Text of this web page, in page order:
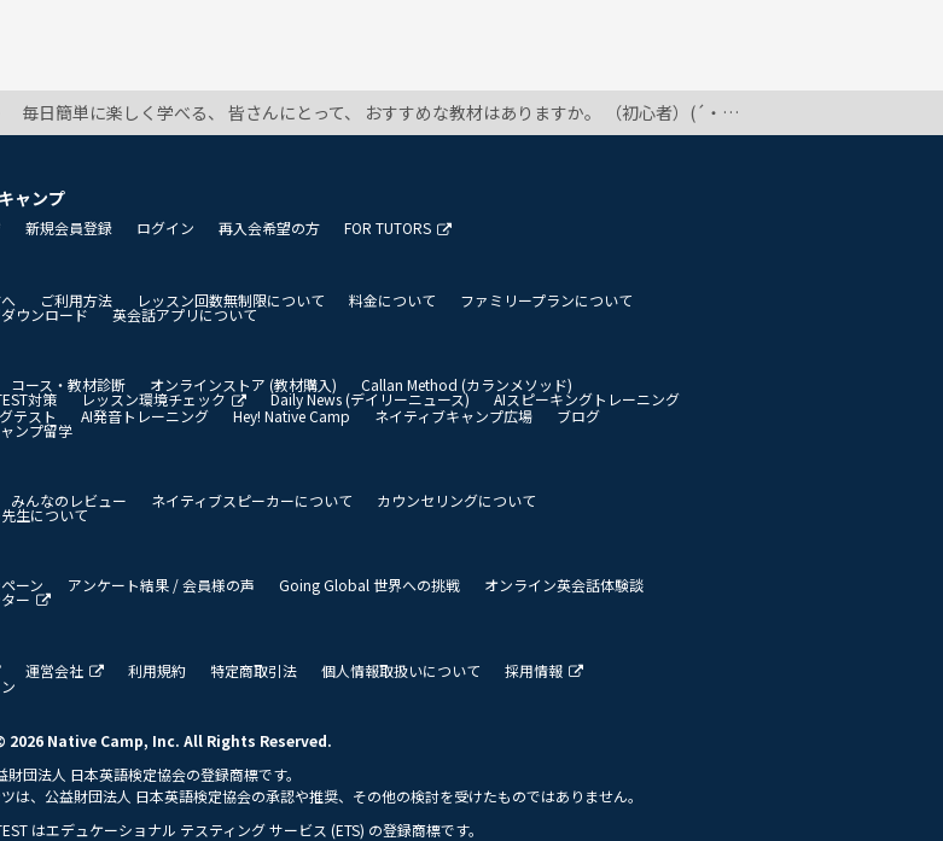
毎日簡単に楽しく学べる、 皆さんにとって、 おすすめな教材はありますか。 （初心者）(´・＿・`)
ャンプ
新規会員登録 ログイン 再入会希望の方 FOR TUTORS
ご利用方法 レッスン回数無制限について 料金について ファミリープランについて
ウンロード 英会話アプリについて
コース・教材診断 オンラインストア (教材購入) Callan Method (カランメソッド)
対策 レッスン環境チェック Daily News (デイリーニュース)
AIスピーキングトレーニング
テスト
AI発音トレーニング Hey! Native Camp ネイティブキャンプ広場 ブログ
ンプ留学
みんなのレビュー ネイティブスピーカーについて カウンセリングについて
生について
ーン アンケート結果 / 会員様の声 Going Global 世界への挑戦 オンライン英会話体験談
ー
運営会社 利用規約 特定商取引法 個人情報取扱いについて 採用情報
Native Camp, Inc. All Rights Reserved.
財団法人 日本英語検定協会の登録商標です。
は、公益財団法人 日本英語検定協会の承認や推奨、その他の検討を受けたものではありません。
はエデュケーショナル テスティング サービス (ETS) の登録商標です。